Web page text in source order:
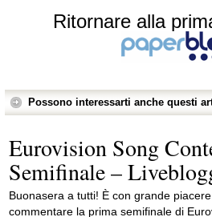
Ritornare alla
Possono interessarti anche questi
Eurovision Song
Semifinale –
Buonasera a tutti! È con grande
commentare la prima semifinale di